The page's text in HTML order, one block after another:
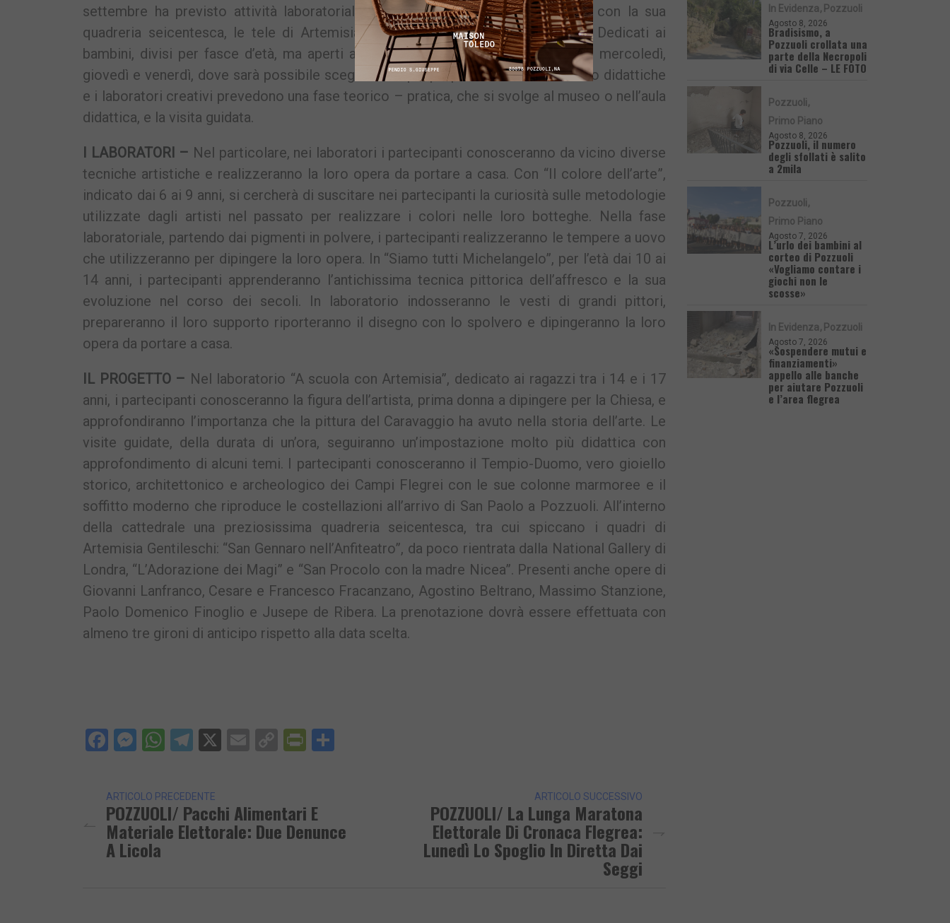
settembre ha previsto attività laboratoriali e visite guidate al Tempio-Duomo, con la sua
quadreria seicentesca, le tele di Artemisia Gentileschi e il Museo Diocesano. Dedicati ai
bambini, divisi per fasce d’età, ma aperti anche a genitori e nonni, si terranno il mercoledì,
giovedì e venerdì, dove sarà possibile scegliere tra più proposte. Le attività ludico didattiche
e i laboratori creativi prevedono una fase teorico – pratica, che si svolge al museo o nell’aula
didattica, e la visita guidata.
I LABORATORI – Nel particolare, nei laboratori i partecipanti conosceranno da vicino diverse
tecniche artistiche e realizzeranno la loro opera da portare a casa. Con “Il colore dell’arte”,
indicato dai 6 ai 9 anni, si cercherà di suscitare nei partecipanti la curiosità sulle metodologie
utilizzate dagli artisti nel passato per realizzare i colori nelle loro botteghe. Nella fase
laboratoriale, partendo dai pigmenti in polvere, i partecipanti realizzeranno le tempere a uovo
che utilizzeranno per dipingere la loro opera. In “Siamo tutti Michelangelo”, per l’età dai 10 ai
14 anni, i partecipanti apprenderanno l’antichissima tecnica pittorica dell’affresco e la sua
evoluzione nel corso dei secoli. In laboratorio indosseranno le vesti di grandi pittori,
prepareranno il loro supporto riporteranno il disegno con lo spolvero e dipingeranno la loro
opera da portare a casa.
IL PROGETTO – Nel laboratorio “A scuola con Artemisia”, dedicato ai ragazzi tra i 14 e i 17
anni, i partecipanti conosceranno la figura dell’artista, prima donna a dipingere per la Chiesa, e
approfondiranno l’importanza che la pittura del Caravaggio ha avuto nella storia dell’arte. Le
visite guidate, della durata di un’ora, seguiranno un’impostazione molto più didattica con
approfondimento di alcuni temi. I partecipanti conosceranno il Tempio-Duomo, vero gioiello
storico, architettonico e archeologico dei Campi Flegrei con le sue colonne marmoree e il
soffitto moderno che riproduce le costellazioni all’arrivo di San Paolo a Pozzuoli. All’interno
della cattedrale una preziosissima quadreria seicentesca, tra cui spiccano i quadri di
Artemisia Gentileschi: “San Gennaro nell’Anfiteatro”, da poco rientrata dalla National Gallery di
Londra, “L’Adorazione dei Magi” e “San Procolo con la madre Nicea”. Presenti anche opere di
Giovanni Lanfranco, Cesare e Francesco Fracanzano, Agostino Beltrano, Massimo Stanzione,
Paolo Domenico Finoglio e Jusepe de Ribera. La prenotazione dovrà essere effettuata con
almeno tre gironi di anticipo rispetto alla data scelta.
Facebook
Messenger
WhatsApp
Telegram
X EmailCopyPrintFriendly
ARTICOLO PRECEDENTE
POZZUOLI/ Pacchi Alimentari E
Materiale Elettorale: Due Denunce
A Licola
ARTICOLO SUCCESSIVO
POZZUOLI/ La Lunga Maratona
Elettorale Di Cronaca Flegrea:
Lunedì Lo Spoglio In Diretta Dai
Seggi
In Evidenza Pozzuoli
Agosto 8, 2026
Bradisismo, a
Pozzuoli crollata una
parte della Necropoli
di via Celle – LE FOTO
Pozzuoli
Primo Piano
Agosto 8, 2026
Pozzuoli, il numero
degli sfollati è salito
a 2mila
Pozzuoli
Primo Piano
Agosto 7, 2026
L’urlo dei bambini al
corteo di Pozzuoli
«Vogliamo contare i
giochi non le
scosse»
In Evidenza Pozzuoli
Agosto 7, 2026
«Sospendere mutui e
finanziamenti»
appello alle banche
per aiutare Pozzuoli
e l’area flegrea